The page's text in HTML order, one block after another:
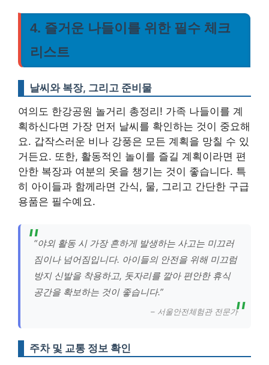
4. 즐거운 나들이를 위한 필수 체크
리스트
날씨와 복장, 그리고 준비물
여의도 한강공원 놀거리 총정리! 가족 나들이를 계
획하신다면 가장 먼저 날씨를 확인하는 것이 중요해
요. 갑작스러운 비나 강풍은 모든 계획을 망칠 수 있
거든요. 또한, 활동적인 놀이를 즐길 계획이라면 편
안한 복장과 여분의 옷을 챙기는 것이 좋습니다. 특
히 아이들과 함께라면 간식, 물, 그리고 간단한 구급
용품은 필수예요.
“야외 활동 시 가장 흔하게 발생하는 사고는 미끄러
짐이나 넘어짐입니다. 아이들의 안전을 위해 미끄럼
방지 신발을 착용하고, 돗자리를 깔아 편안한 휴식
공간을 확보하는 것이 좋습니다.”
– 서울안전체험관 전문가
주차 및 교통 정보 확인